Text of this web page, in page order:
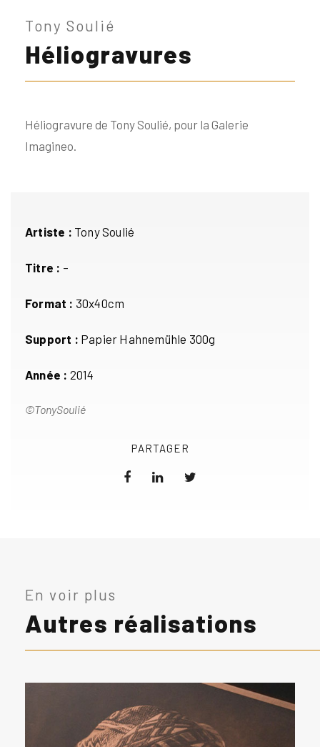
Tony Soulié
Héliogravures
Héliogravure de Tony Soulié, pour la Galerie
Imagineo.
Artiste : Tony Soulié
Titre : –
Format : 30x40cm
Support : Papier Hahnemühle 300g
Année : 2014
©TonySoulié
PARTAGER
En voir plus
Autres réalisations